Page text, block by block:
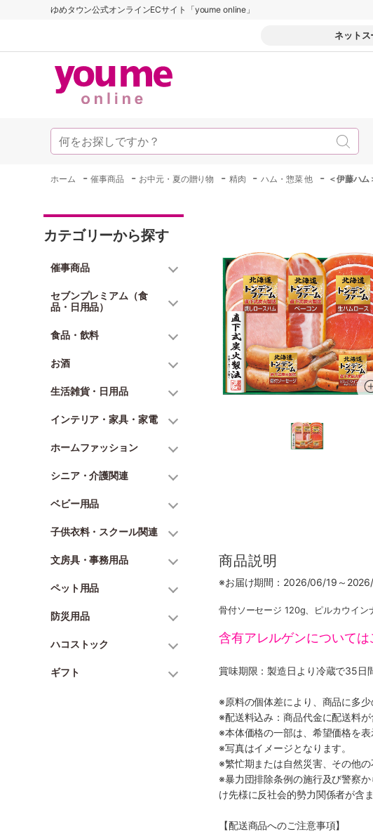
ゆめタウン公式オンラインECサイト「youme online」
ネットス
ホーム -催事商品 - お中元・夏の贈り物 - 精肉 -ハム・惣菜 他 - ＜伊藤ハ
カテゴリーから探す
催事商品
セブンプレミアム（食
品・日用品）
食品・飲料
お酒
生活雑貨・日用品
インテリア・家具・家電
ホームファッション
シニア・介護関連
ベビー用品
子供衣料・スクール関連
文房具・事務用品
ペット用品
防災用品
ハコストック
ギフト
商品説明
※お届け期間：2026/06/19～
骨付ソーセージ 120g、ピルカウイ
含有アレルゲンについては
賞味期限：製造日より冷蔵で35日
※原料の個体差により、商品に多
※配送料込み：商品代金に配送料が
※本体価格の一部は、希望価格を表
※写真はイメージとなります。
※繁忙期または自然災害、その他
※暴力団排除条例の施行及び警察
け先様に反社会的勢力関係者が含
【配送商品へのご注意事項】